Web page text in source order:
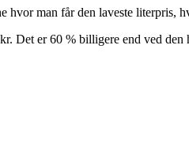
man får den laveste literpris,
er 60 % billigere end ved